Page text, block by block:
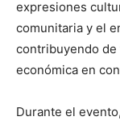
expresiones
comunitaria y el
contribuyendo de
económica en
Durante el